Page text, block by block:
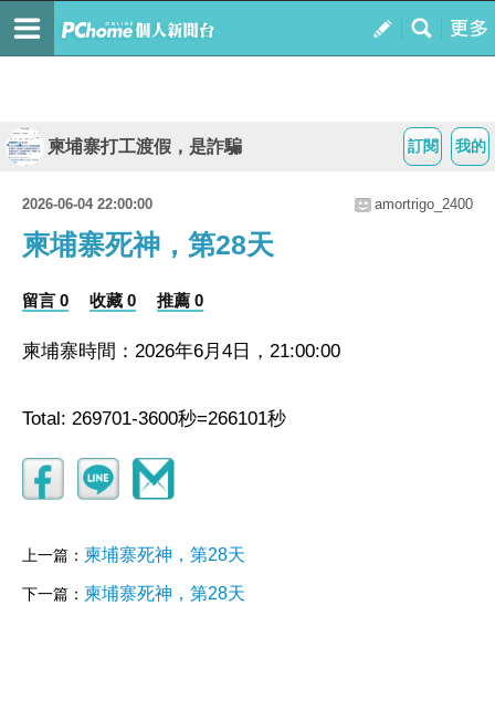
我的
訂閱
柬埔寨打工渡假，是詐騙
2026-06-04 22:00:00 amortrigo_2400
柬埔寨死神，第28天
留言 0 收藏 0 推薦 0
柬埔寨時間：2026年6月4日，21:00:00
Total: 269701-3600秒=266101秒
上一篇： 柬埔寨死神，第28天
下一篇： 柬埔寨死神，第28天